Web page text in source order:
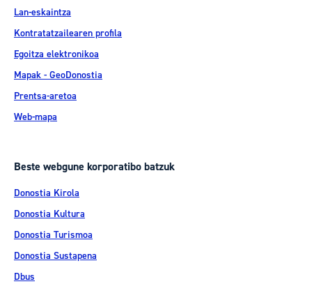
Lan-eskaintza
Kontratatzailearen profila
Egoitza elektronikoa
Mapak - GeoDonostia
Prentsa-aretoa
Web-mapa
Beste webgune korporatibo batzuk
Donostia Kirola
Donostia Kultura
Donostia Turismoa
Donostia Sustapena
Dbus